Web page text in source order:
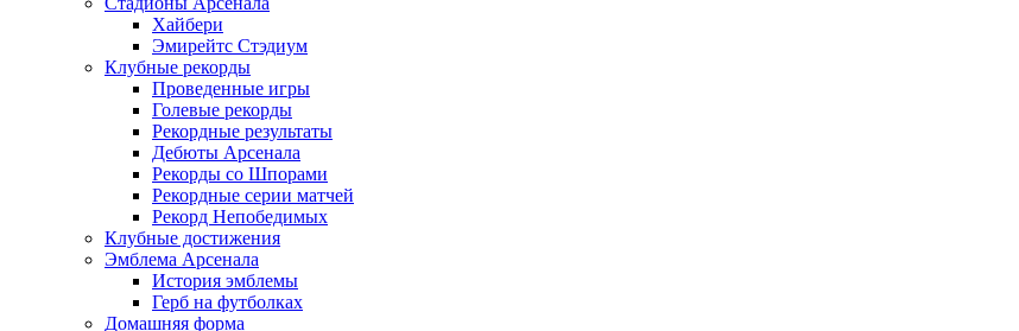
Хайбери
Эмирейтс Стэдиум
Клубные рекорды
Проведенные игры
Голевые рекорды
Рекордные результаты
Дебюты Арсенала
Рекорды со Шпорами
Рекордные серии матчей
Рекорд Непобедимых
Клубные достижения
Эмблема Арсенала
История эмблемы
Герб на футболках
Домашняя форма